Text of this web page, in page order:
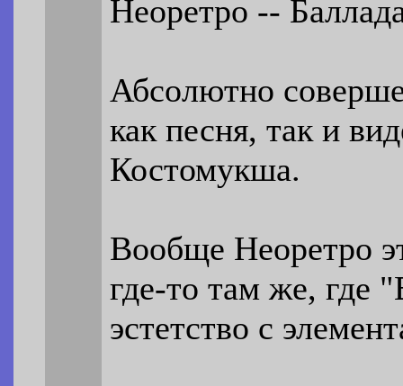
Неоретро --
Абсолютно
как песня, так и
Костомукша.
Вообще Неоретро
где-то там же, где
эстетство с